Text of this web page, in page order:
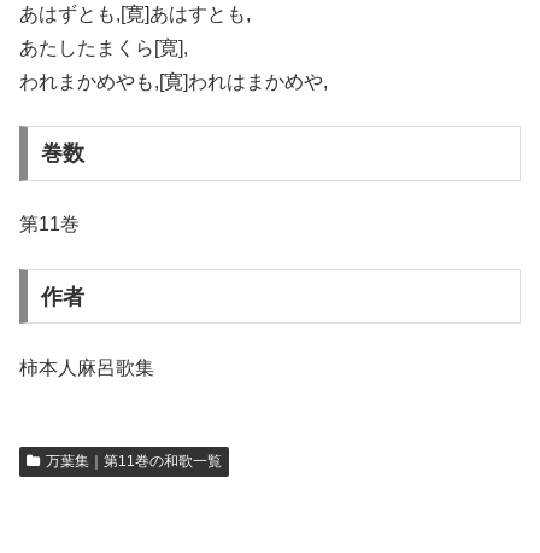
あはずとも,[寛]あはすとも,
あたしたまくら[寛],
われまかめやも,[寛]われはまかめや,
巻数
第11巻
作者
柿本人麻呂歌集
万葉集｜第11巻の和歌一覧